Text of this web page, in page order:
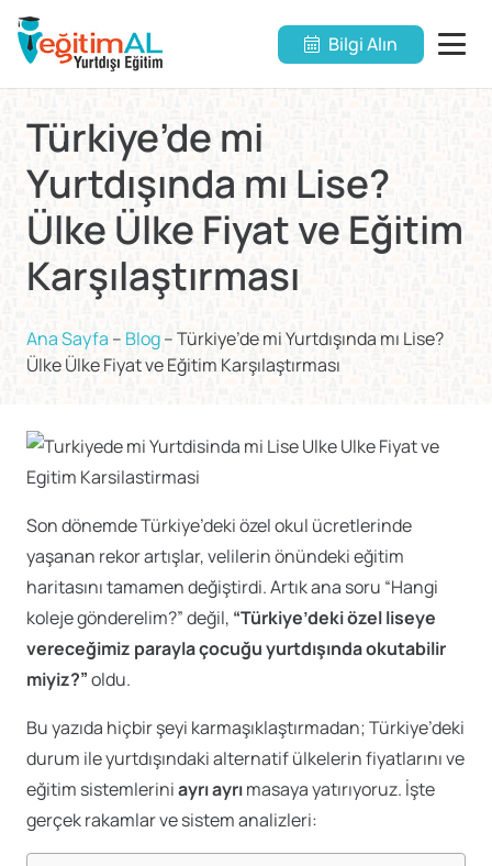
Bilgi Alın
Türkiye’de mi
Yurtdışında mı Lise?
Ülke Ülke Fiyat ve Eğitim
Karşılaştırması
Ana Sayfa – Blog–Türkiye’de mi Yurtdışında mı Lise?
Ülke Ülke Fiyat ve Eğitim Karşılaştırması
Son dönemde Türkiye’deki özel okul ücretlerinde
yaşanan rekor artışlar, velilerin önündeki eğitim
haritasını tamamen değiştirdi. Artık ana soru “Hangi
koleje gönderelim?” değil, “Türkiye’deki özel liseye
vereceğimiz parayla çocuğu yurtdışında okutabilir
miyiz?”oldu.
Bu yazıda hiçbir şeyi karmaşıklaştırmadan; Türkiye’deki
durum ile yurtdışındaki alternatif ülkelerin fiyatlarını ve
eğitim sistemleriniayrı ayrımasaya yatırıyoruz. İşte
gerçek rakamlar ve sistem analizleri: